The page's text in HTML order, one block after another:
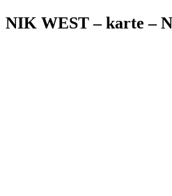
NIK WEST – karte –